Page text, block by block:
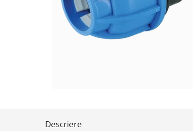
Descriere